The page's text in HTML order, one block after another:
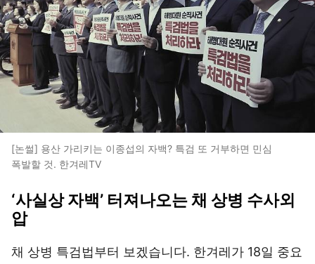
[논썰] 용산 가리키는 이종섭의 자백? 특검 또 거부하면 민심
폭발할 것. 한겨레TV
‘사실상 자백’ 터져나오는 채 상병 수사외
압
채 상병 특검법부터 보겠습니다. 한겨레가 18일 중요